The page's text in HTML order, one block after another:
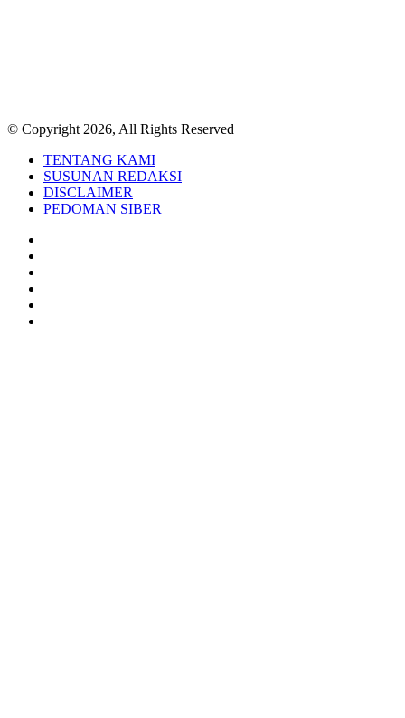
© Copyright 2026, All Rights Reserved
TENTANG KAMI
SUSUNAN REDAKSI
DISCLAIMER
PEDOMAN SIBER